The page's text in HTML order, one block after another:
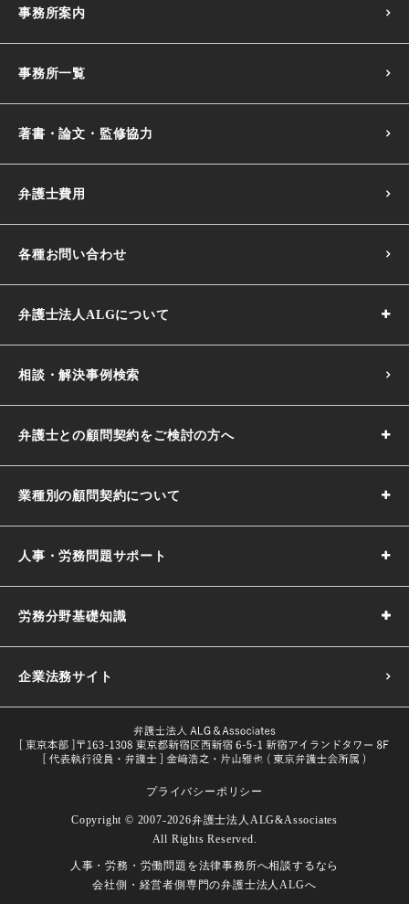
人事・労務・労働問題を法律事務所へ相談するなら
会社側・経営者側専門の弁護士法人ALGへ
事務所案内
事務所一覧
著書・論文・監修協力
弁護士費用
各種お問い合わせ
弁護士法人ALGについて
相談・解決事例検索
弁護士との顧問契約をご検討の方へ
業種別の顧問契約について
人事・労務問題サポート
労務分野基礎知識
採用基準の決め方｜5つのポイントや注意点などわかりやす
試用期間とは｜解雇や期間の延長、注意点などを解説
労働者とは｜定義や関連する法律などをわかりやすく解説
目的や義務一覧・改正内容をわかり
企業法務サイト
プライバシーポリシー
Copyright © 2007-2026弁護士法人ALG&Associates
All Rights Reserved.